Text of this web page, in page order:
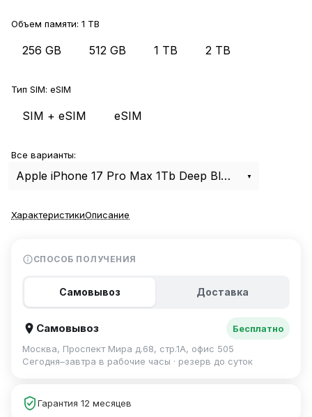
Объем памяти: 1 TB
256 GB 512 GB 1 TB 2 TB
Тип SIM: eSIM
SIM + eSIM eSIM
Все варианты:
Apple iPhone 17 Pro Max 1Tb Deep Blue eSIM
ХарактеристикиОписание
СПОСОБ ПОЛУЧЕНИЯ
Самовывоз Доставка
Самовывоз
Бесплатно
Москва, Проспект Мира д.68, стр.1А, офис 505
Сегодня–завтра в рабочие часы · резерв до суток
Гарантия 12 месяцев